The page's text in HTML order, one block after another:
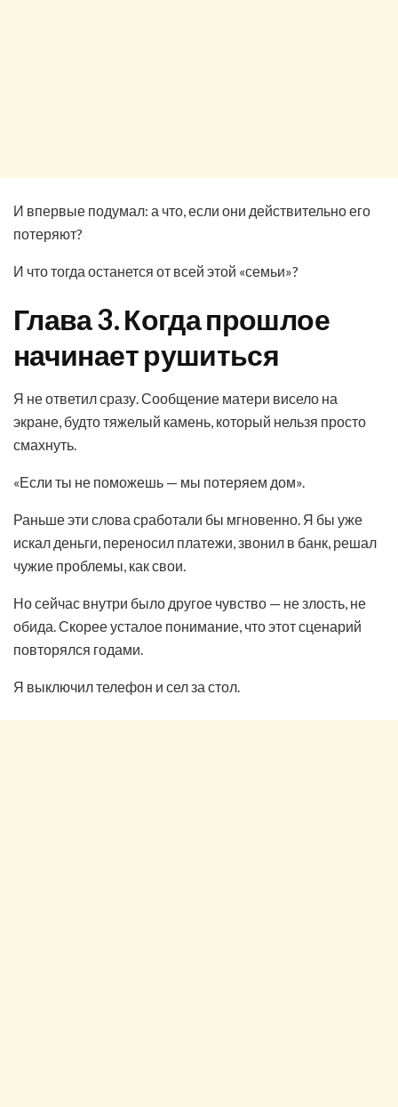
И впервые подумал: а что, если они действительно его
потеряют?
И что тогда останется от всей этой «семьи»?
Глава 3. Когда прошлое
начинает рушиться
Я не ответил сразу. Сообщение матери висело на
экране, будто тяжелый камень, который нельзя просто
смахнуть.
«Если ты не поможешь — мы потеряем дом».
Раньше эти слова сработали бы мгновенно. Я бы уже
искал деньги, переносил платежи, звонил в банк, решал
чужие проблемы, как свои.
Но сейчас внутри было другое чувство — не злость, не
обида. Скорее усталое понимание, что этот сценарий
повторялся годами.
Я выключил телефон и сел за стол.